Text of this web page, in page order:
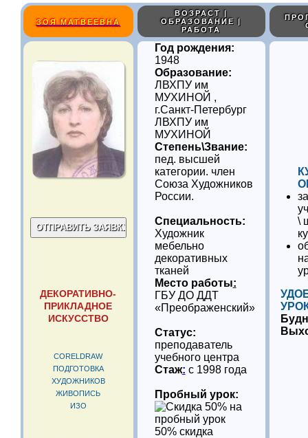
ЗОЯ МАТВЕЕВНА
ВОЗРАСТ |
ОБРАЗОВАНИЕ |
РАБОТА
ДЕКОРАТИВНО-
ПРИКЛАДНОЕ
ИСКУССТВО
CORELDRAW
ПОДГОТОВКА
ХУДОЖНИКОВ
ЖИВОПИСЬ
ИЗО
Год рождения:
1948
Образование:
ЛВХПУ им
МУХИНОЙ ,
г.Санкт-Петербург
ЛВХПУ им
МУХИНОЙ
Степень\Звание:
пед. высшей
категории. член
Союза Художников
России.
Специальность:
Художник
мебельно
декоративных
тканей
Место работы:
ГБУ ДО ДДТ
«Преображенский»
Статус:
преподаватель
учебного центра
Стаж: с 1998 года
Пробный урок:
50% скидка
\